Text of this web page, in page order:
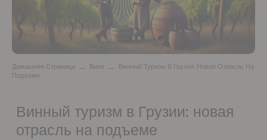
Домашняя Страница Вино
Винный Туризм В Грузии: Новая Отрасль На
Подъеме
Винный туризм в Грузии: новая
отрасль на подъеме